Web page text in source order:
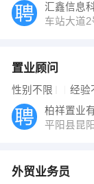
汇鑫信息
车站大道
置业顾问
性别不限 经验
柏祥置业
平阳县昆
外贸业务员